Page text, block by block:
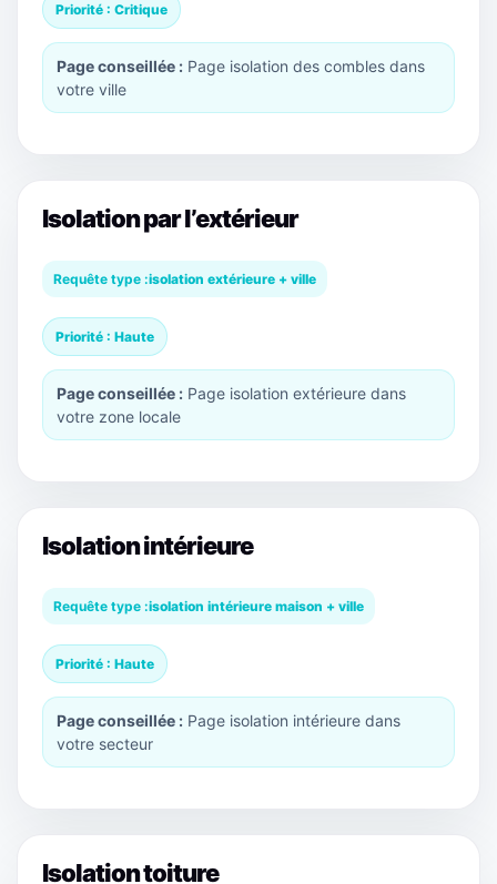
Priorité : Critique
Page conseillée : Page isolation des combles dans
votre ville
Isolation par l’extérieur
Requête type :isolation extérieure + ville
Priorité : Haute
Page conseillée : Page isolation extérieure dans
votre zone locale
Isolation intérieure
Requête type :isolation intérieure maison + ville
Priorité : Haute
Page conseillée : Page isolation intérieure dans
votre secteur
Isolation toiture